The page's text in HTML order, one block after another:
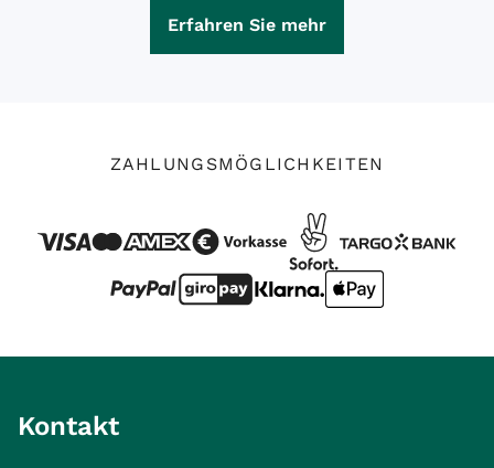
Erfahren Sie mehr
ZAHLUNGSMÖGLICHKEITEN
Kontakt